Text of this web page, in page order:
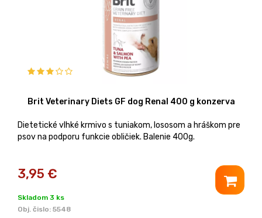
Brit Veterinary Diets GF dog Renal 400 g konzerva
Dietetické vlhké krmivo s tuniakom, lososom a hráškom pre
psov na podporu funkcie obličiek. Balenie 400g.
3,95 €
Skladom 3 ks
Obj. čislo: 5548